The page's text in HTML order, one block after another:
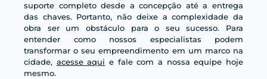
suporte completo desde a concepção até a entrega
das chaves. Portanto, não deixe a complexidade da
obra ser um obstáculo para o seu sucesso. Para
entender como nossos especialistas podem
transformar o seu empreendimento em um marco na
cidade, acesse aqui e fale com a nossa equipe hoje
mesmo.